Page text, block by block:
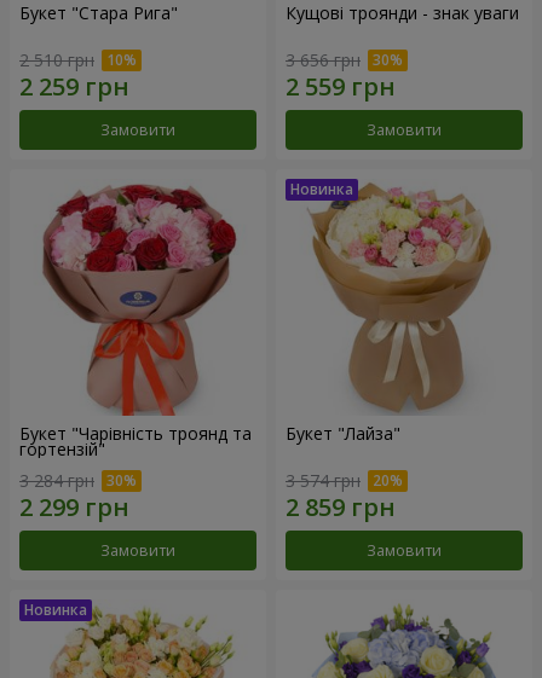
Букет "Стара Рига"
2 510 грн
Замовити
Кущові троянди - знак уваги
3 656 грн
Замовити
Букет "Чарівність троянд та
гортензій"
3 284 грн
Замовити
Букет "Лайза"
3 574 грн
Замовити